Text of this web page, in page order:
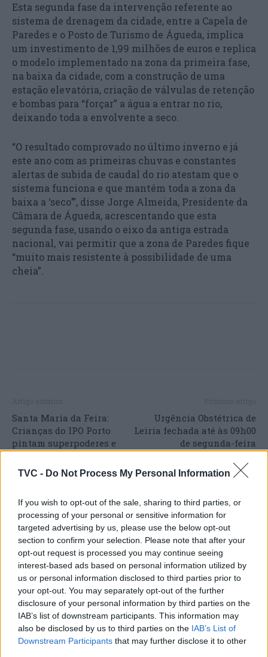
TVC - Do Not Process My Personal Information
If you wish to opt-out of the sale, sharing to third parties, or
processing of your personal or sensitive information for
targeted advertising by us, please use the below opt-out
section to confirm your selection. Please note that after your
opt-out request is processed you may continue seeing
interest-based ads based on personal information utilized by
us or personal information disclosed to third parties prior to
your opt-out. You may separately opt-out of the further
disclosure of your personal information by third parties on the
IAB’s list of downstream participants. This information may
also be disclosed by us to third parties on the IAB’s List of
Downstream Participants that may further disclose it to other
Esta segunda fase da intervenção referente ao
sistema de drenagem da cidade, entre a Capela de
Paredes e o Posto de Turismo de Águeda, implica
um investimento de 1,99 milhões de euros e replica
o modelo implementado na zona da primeira fase,
na baixa da cidade, com a construção de uma
estação elevatória, criação de válvulas de retenção
e bombas para “forçar” a água a entrar no rio,
deixando toda a envolvente a seco.
“O resultado comprovado no último inverno e já
este ano com as primeiras chuvas e constantes
alertas de subida de caudal do rio atestam que o
sistema funciona e que mantém toda a zona da
baixa a ‘seco’”, disse Jorge Almeida, Presidente da
Câmara de Águeda, acrescentando que esta
segunda fase, usando o eixo da antiga estrada
nacional, vai permitir que a zona de Paredes fique
“muito mais resistente à possibilidade de uma
cheia”.
Santa Maria da Feira:
Crianças do IPO Porto
pintam superpoderes e
Feira durante Perlim
Urgência Obstétrica de
Leiria fechada até às 09h00
de segunda-feira
ARTIGOS RELACIONADOSMAIS DO AUTOR